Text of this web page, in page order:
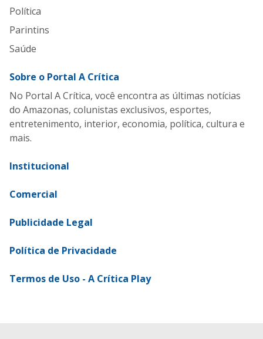
Política
Parintins
Saúde
Sobre o Portal A Crítica
No Portal A Crítica, você encontra as últimas notícias
do Amazonas, colunistas exclusivos, esportes,
entretenimento, interior, economia, política, cultura e
mais.
Institucional
Comercial
Publicidade Legal
Política de Privacidade
Termos de Uso - A Crítica Play